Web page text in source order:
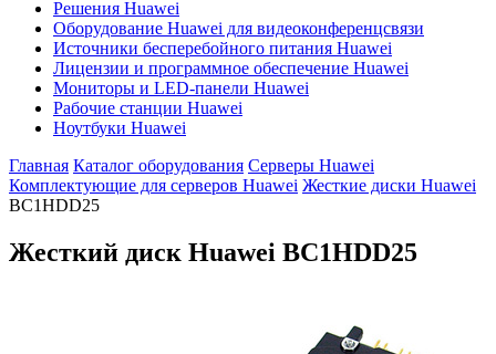
Решения Huawei
Оборудование Huawei для видеоконференцсвязи
Источники бесперебойного питания Huawei
Лицензии и программное обеспечение Huawei
Мониторы и LED-панели Huawei
Рабочие станции Huawei
Ноутбуки Huawei
Главная Каталог оборудования Серверы Huawei
Комплектующие для серверов Huawei Жесткие диски Huawei
BC1HDD25
Жесткий диск Huawei BC1HDD25